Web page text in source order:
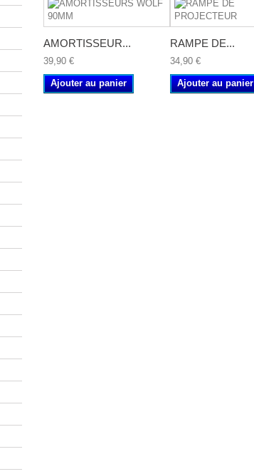
AMORTISSEUR...
39,90 €
Ajouter au panier
RAMPE DE...
34,90 €
Ajouter au panier